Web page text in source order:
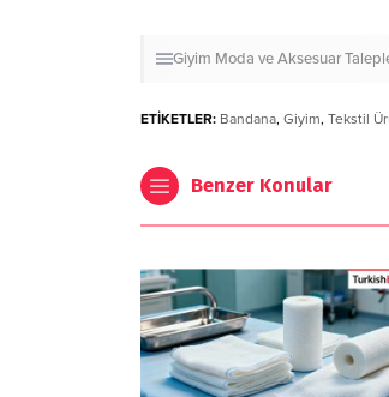
Giyim Moda ve Aksesuar
ETİKETLER: Bandana, Giyim, Tekstil
Benzer Konular